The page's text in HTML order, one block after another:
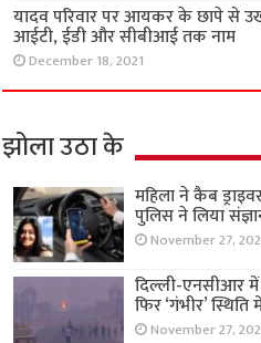
यादव परिवार पर आयकर के छापे से
आईटी, ईडी और सीबीआई तक नाम
December 18, 2021
झोला उठा के
महिला ने कैब
पुलिस ने लिया
November 27,
दिल्ली-एनसीआर
फिर ‘गंभीर’
November 27,